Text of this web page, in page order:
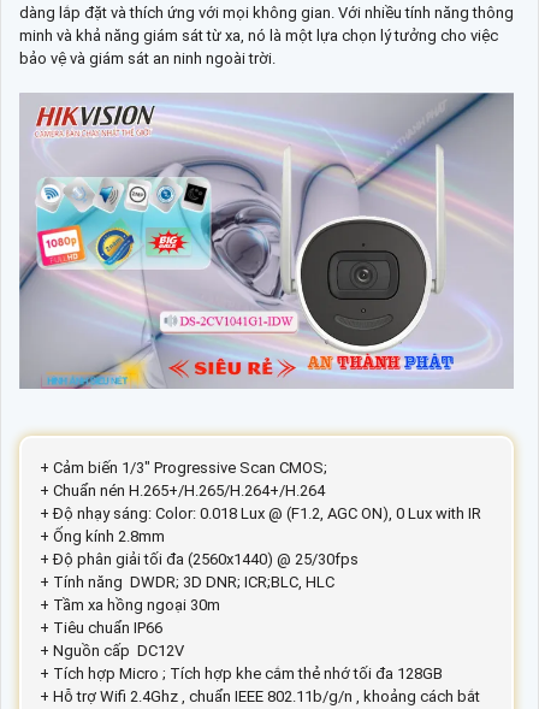
dàng lắp đặt và thích ứng với mọi không gian. Với nhiều tính năng thông
minh và khả năng giám sát từ xa, nó là một lựa chọn lý tưởng cho việc
bảo vệ và giám sát an ninh ngoài trời.
+ Cảm biến 1/3" Progressive Scan CMOS;
+ Chuẩn nén H.265+/H.265/H.264+/H.264
+ Độ nhạy sáng: Color: 0.018 Lux @ (F1.2, AGC ON), 0 Lux with IR
+ Ống kính 2.8mm
+ Độ phân giải tối đa (2560x1440) @ 25/30fps
+ Tính năng DWDR; 3D DNR; ICR;BLC, HLC
+ Tầm xa hồng ngoại 30m
+ Tiêu chuẩn IP66
+ Nguồn cấp DC12V
+ Tích hợp Micro ; Tích hợp khe cắm thẻ nhớ tối đa 128GB
+ Hỗ trợ Wifi 2.4Ghz , chuẩn IEEE 802.11b/g/n , khoảng cách bắt